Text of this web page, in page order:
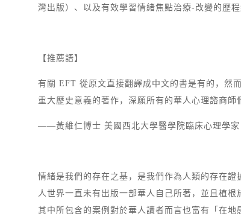
灣出版）、以及有效學習情緒焦點治療-改變的歷
【推薦語】
有關 EFT 從原文直接翻譯成中文的書是有的，然
重大歷史意義的著作，深願所有的華人心理諮商
——黃維仁博士 美國西北大學醫學院臨床
情緒是我們的存在之基，是我們作為人類的存在
人世界一直未有出版一部華人自己所著，並且植
其中所包含的案例對於華人讀者而言也富有「在